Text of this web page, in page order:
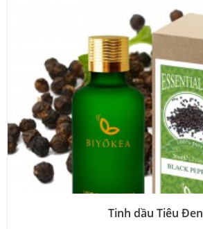
Tinh dầu Tiêu Đen